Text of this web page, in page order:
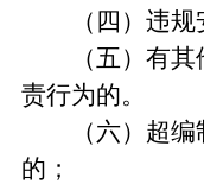
（四）违规安
（五）有其
责行为的。
（六）超编
的；